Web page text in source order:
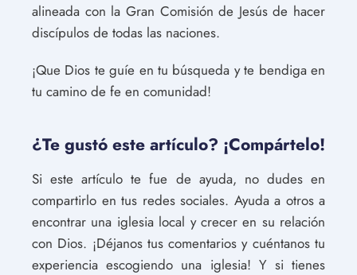
alineada con la Gran Comisión de Jesús de hacer
discípulos de todas las naciones.
¡Que Dios te guíe en tu búsqueda y te bendiga en
tu camino de fe en comunidad!
¿Te gustó este artículo? ¡Compártelo!
Si este artículo te fue de ayuda, no dudes en
compartirlo en tus redes sociales. Ayuda a otros a
encontrar una iglesia local y crecer en su relación
con Dios. ¡Déjanos tus comentarios y cuéntanos tu
experiencia escogiendo una iglesia! Y si tienes